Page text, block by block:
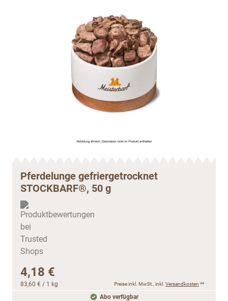
Pferdelunge gefriergetrocknet
STOCKBARF®, 50 g
4,18 €
83,60 € / 1 kg Preise inkl. MwSt., inkl. Versandkosten **
Abo verfügbar